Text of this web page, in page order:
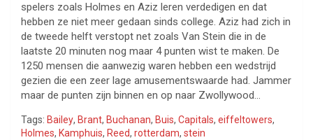
spelers zoals Holmes en Aziz leren verdedigen en dat
hebben ze niet meer gedaan sinds college. Aziz had zich in
de tweede helft verstopt net zoals Van Stein die in de
laatste 20 minuten nog maar 4 punten wist te maken. De
1250 mensen die aanwezig waren hebben een wedstrijd
gezien die een zeer lage amusementswaarde had. Jammer
maar de punten zijn binnen en op naar Zwollywood…
Tags: Bailey, Brant, Buchanan, Buis, Capitals, eiffeltowers,
Holmes, Kamphuis, Reed, rotterdam, stein